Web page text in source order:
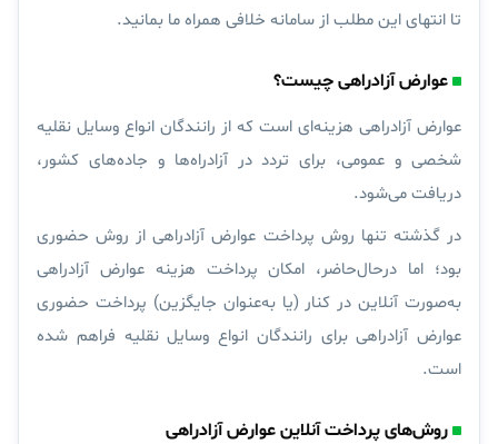
تا انتهای این مطلب از سامانه خلافی همراه ما بمانید.
عوارض آزادراهی چیست؟
عوارض آزادراهی هزینه‌ای است که از رانندگان انواع وسایل نقلیه
شخصی و عمومی، برای تردد در آزادراه‌ها و جاده‌های کشور،
دریافت می‌شود.
در گذشته تنها روش پرداخت عوارض آزادراهی از روش حضوری
بود؛ اما درحال‌حاضر، امکان پرداخت هزینه عوارض آزادراهی
به‌صورت آنلاین در کنار (یا به‌عنوان جایگزین) پرداخت حضوری
عوارض آزادراهی برای رانندگان انواع وسایل نقلیه فراهم شده
است.
روش‌های پرداخت آنلاین عوارض آزادراهی